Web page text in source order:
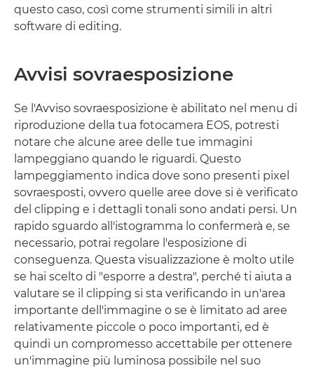
questo caso, così come strumenti simili in altri
software di editing.
Avvisi sovraesposizione
Se l'Avviso sovraesposizione è abilitato nel menu di
riproduzione della tua fotocamera EOS, potresti
notare che alcune aree delle tue immagini
lampeggiano quando le riguardi. Questo
lampeggiamento indica dove sono presenti pixel
sovraesposti, ovvero quelle aree dove si è verificato
del clipping e i dettagli tonali sono andati persi. Un
rapido sguardo all'istogramma lo confermerà e, se
necessario, potrai regolare l'esposizione di
conseguenza. Questa visualizzazione è molto utile
se hai scelto di "esporre a destra", perché ti aiuta a
valutare se il clipping si sta verificando in un'area
importante dell'immagine o se è limitato ad aree
relativamente piccole o poco importanti, ed è
quindi un compromesso accettabile per ottenere
un'immagine più luminosa possibile nel suo